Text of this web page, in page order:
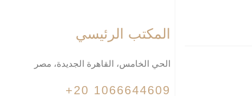
المكتب الرئيسي
الحي الخامس، القاهرة الجديدة، مصر
+20 1066644609